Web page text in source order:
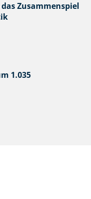
Zusammenspiel
1.035